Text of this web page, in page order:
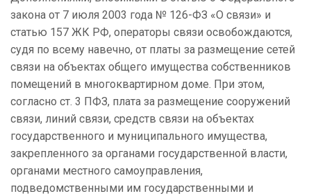
закона от 7 июля 2003 года № 126-ФЗ «О связи» и
статью 157 ЖК РФ, операторы связи освобождаются,
судя по всему навечно, от платы за размещение сетей
связи на объектах общего имущества собственников
помещений в многоквартирном доме. При этом,
согласно ст. 3 ПФЗ, плата за размещение сооружений
связи, линий связи, средств связи на объектах
государственного и муниципального имущества,
закрепленного за органами государственной власти,
органами местного самоуправления,
подведомственными им государственными и